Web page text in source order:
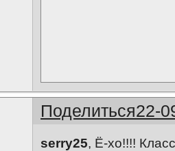
Поделиться22-
serry25, Ё-хо!!!!